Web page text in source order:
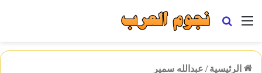
القائمة بحث
الرئيسية / عبدالله سمير